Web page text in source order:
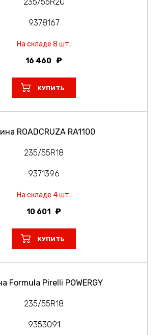
9378167
На складе 8 шт.
16 460
КУПИТЬ
ROADCRUZA RA1100
235/55R18
9371396
На складе 4 шт.
10 601
КУПИТЬ
Formula Pirelli POWERGY
235/55R18
9353091